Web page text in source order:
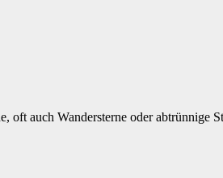
oft auch Wandersterne oder abtrünnige